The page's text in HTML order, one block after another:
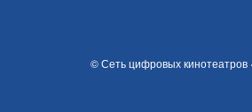
© Сеть цифровых